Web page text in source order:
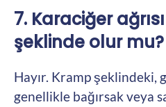
7. Karaciğer
şeklinde olur mu?
Hayır. Kramp şeklindeki,
genellikle bağırsak veya